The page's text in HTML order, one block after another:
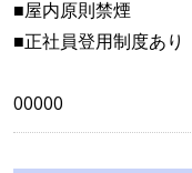
■屋内原則禁煙
■正社員登用制度あり
00000